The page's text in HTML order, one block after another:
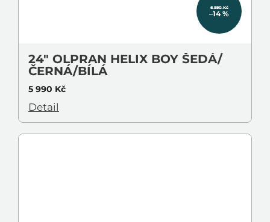
6 990 Kč
–14 %
24" OLPRAN HELIX BOY ŠEDÁ/
ČERNÁ/BÍLÁ
5 990 Kč
Detail